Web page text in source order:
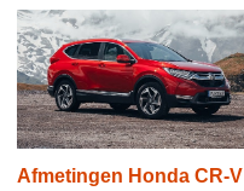
Afmetingen Honda CR-V